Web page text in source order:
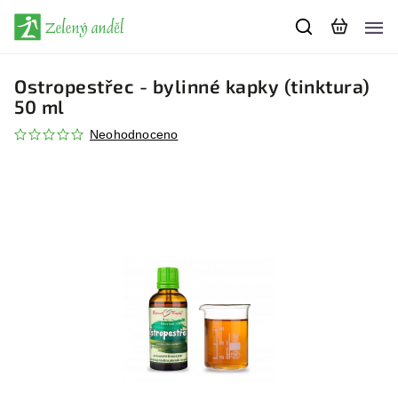
Ostropestřec - bylinné kapky (tinktura)
50 ml
Neohodnoceno